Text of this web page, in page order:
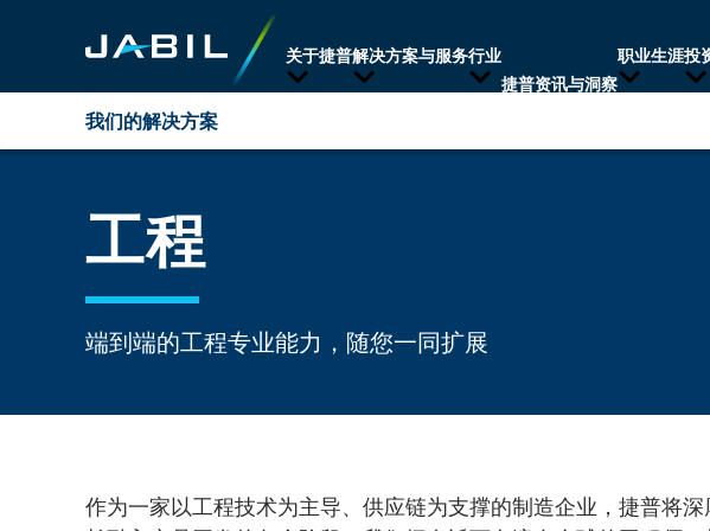
关于捷普解决方案与服务行业
捷普资讯与洞察
职业生涯投
我们的解决方案
供应链管理
制造
生产后阶段
工程
端到端的工程专业能力，随您一同扩展
作为一家以工程技术为主导、供应链为支撑的制造企业，捷普将